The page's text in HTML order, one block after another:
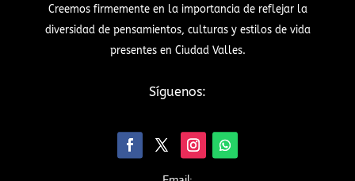
Creemos firmemente en la importancia de reflejar la
diversidad de pensamientos, culturas y estilos de vida
presentes en Ciudad Valles.
Síguenos: